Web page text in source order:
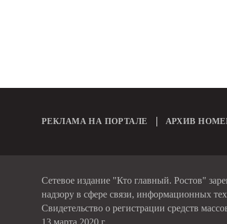
РЕКЛАМА НА ПОРТАЛЕ АРХИВ
Сетевое издание "Кто главный. Ростов"
надзору в сфере связи, информационных
Свидетельство о регистрации средств
13 марта 2020 г